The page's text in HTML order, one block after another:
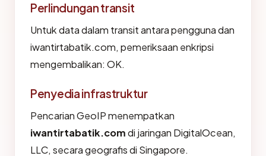
Perlindungan transit
Untuk data dalam transit antara pengguna dan
iwantirtabatik.com, pemeriksaan enkripsi
mengembalikan: OK.
Penyedia infrastruktur
Pencarian GeoIP menempatkan
iwantirtabatik.comdi jaringan DigitalOcean,
LLC, secara geografis di Singapore.